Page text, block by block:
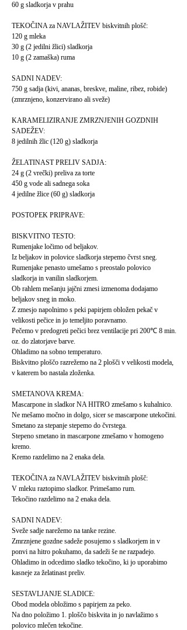
60 g sladkorja v prahu
TEKOČINA za NAVLAŽITEV biskvitnih plošč:
120 g mleka
30 g (2 jedilni žlici) sladkorja
10 g (2 zamaška) ruma
SADNI NADEV:
750 g sadja (kivi, ananas, breskve, maline, ribez, robide)
(zmrznjeno, konzervirano ali sveže)
KARAMELIZIRANJE ZMRZNJENIH GOZDNIH
SADEŽEV:
8 jedilnih žlic (120 g) sladkorja
ŽELATINAST PRELIV SADJA:
24 g (2 vrečki) preliva za torte
450 g vode ali sadnega soka
4 jedilne žlice (60 g) sladkorja
POSTOPEK PRIPRAVE:
BISKVITNO TESTO:
Rumenjake ločimo od beljakov.
Iz beljakov in polovice sladkorja stepemo čvrst sneg.
Rumenjake penasto umešamo s preostalo polovico
sladkorja in vanilin sladkorjem.
Ob rahlem mešanju jajčni zmesi izmenoma dodajamo
beljakov sneg in moko.
Z zmesjo napolnimo s peki papirjem obložen pekač v
velikosti pečice in jo temeljito poravnamo.
Pečemo v predogreti pečici brez ventilacije pri 200℃ 8 min.
oz. do zlatorjave barve.
Ohladimo na sobno temperaturo.
Biskvitno ploščo razrežemo na 2 plošči v velikosti modela,
v katerem bo nastala zloženka.
SMETANOVA KREMA:
Mascarpone in sladkor NA HITRO zmešamo s kuhalnico.
Ne mešamo močno in dolgo, sicer se mascarpone utekočini.
Smetano za stepanje stepemo do čvrstega.
Stepeno smetano in mascarpone zmešamo v homogeno
kremo.
Kremo razdelimo na 2 enaka dela.
TEKOČINA za NAVLAŽITEV biskvitnih plošč:
V mleku raztopimo sladkor. Primešamo rum.
Tekočino razdelimo na 2 enaka dela.
SADNI NADEV:
Sveže sadje narežemo na tanke rezine.
Zmrznjene gozdne sadeže posujemo s sladkorjem in v
ponvi na hitro pokuhamo, da sadeži še ne razpadejo.
Ohladimo in odcedimo sladko tekočino, ki jo uporabimo
kasneje za želatinast preliv.
SESTAVLJANJE SLADICE:
Obod modela obložimo s papirjem za peko.
Na dno položimo 1. ploščo biskvita in jo navlažimo s
polovico mlečen tekočine.